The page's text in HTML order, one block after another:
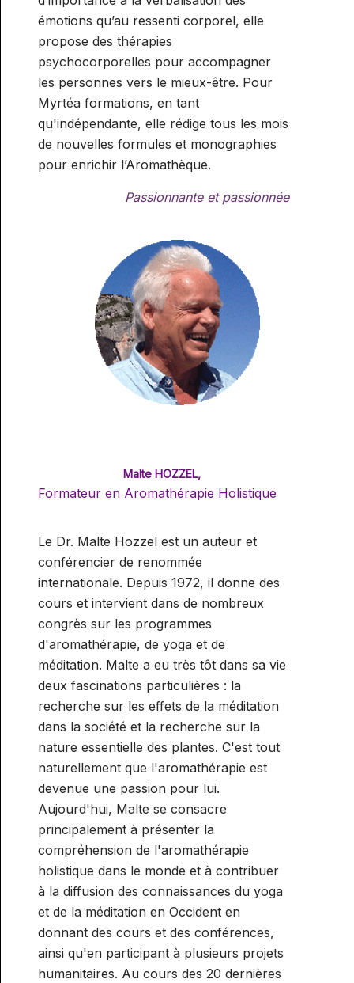
émotions qu’au ressenti corporel, elle
propose des thérapies
psychocorporelles pour accompagner
les personnes vers le mieux-être. Pour
Myrtéa formations, en tant
qu'indépendante, elle rédige tous les mois
de nouvelles formules et monographies
pour enrichir l’Aromathèque.
Passionnante et passionnée
Malte HOZZEL,
Formateur en Aromathérapie Holistique
Le Dr. Malte Hozzel est un auteur et
conférencier de renommée
internationale. Depuis 1972, il donne des
cours et intervient dans de nombreux
congrès sur les programmes
d'aromathérapie, de yoga et de
méditation. Malte a eu très tôt dans sa vie
deux fascinations particulières : la
recherche sur les effets de la méditation
dans la société et la recherche sur la
nature essentielle des plantes. C'est tout
naturellement que l'aromathérapie est
devenue une passion pour lui.
Aujourd'hui, Malte se consacre
principalement à présenter la
compréhension de l'aromathérapie
holistique dans le monde et à contribuer
à la diffusion des connaissances du yoga
et de la méditation en Occident en
donnant des cours et des conférences,
ainsi qu'en participant à plusieurs projets
humanitaires. Au cours des 20 dernières